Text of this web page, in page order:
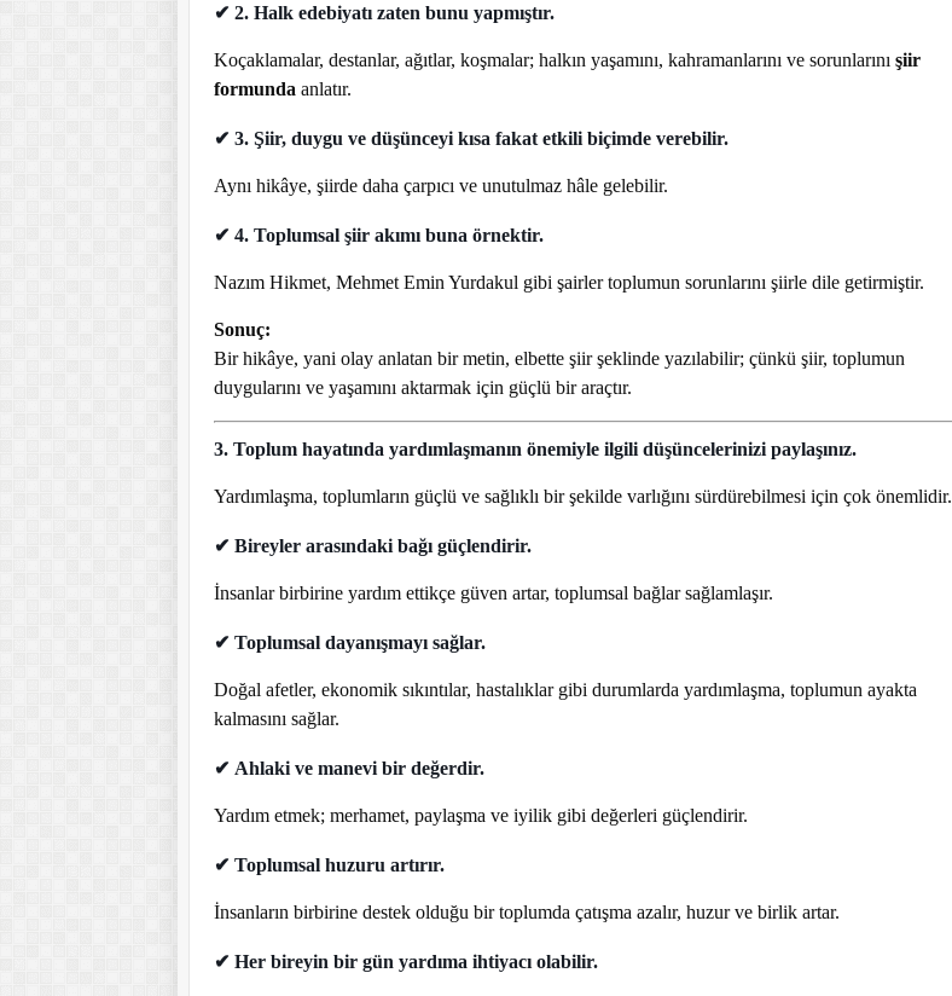
✔ 2. Halk edebiyatı zaten bunu yapmıştır.
Koçaklamalar, destanlar, ağıtlar, koşmalar; halkın yaşamını, kahramanlarını ve sorunlarını şiir
formunda anlatır.
✔ 3. Şiir, duygu ve düşünceyi kısa fakat etkili biçimde verebilir.
Aynı hikâye, şiirde daha çarpıcı ve unutulmaz hâle gelebilir.
✔ 4. Toplumsal şiir akımı buna örnektir.
Nazım Hikmet, Mehmet Emin Yurdakul gibi şairler toplumun sorunlarını şiirle dile getirmiştir.
Sonuç:
Bir hikâye, yani olay anlatan bir metin, elbette şiir şeklinde yazılabilir; çünkü şiir, toplumun
duygularını ve yaşamını aktarmak için güçlü bir araçtır.
3. Toplum hayatında yardımlaşmanın önemiyle ilgili düşüncelerinizi paylaşınız.
Yardımlaşma, toplumların güçlü ve sağlıklı bir şekilde varlığını sürdürebilmesi için çok önemlidir.
✔ Bireyler arasındaki bağı güçlendirir.
İnsanlar birbirine yardım ettikçe güven artar, toplumsal bağlar sağlamlaşır.
✔ Toplumsal dayanışmayı sağlar.
Doğal afetler, ekonomik sıkıntılar, hastalıklar gibi durumlarda yardımlaşma, toplumun ayakta
kalmasını sağlar.
✔ Ahlaki ve manevi bir değerdir.
Yardım etmek; merhamet, paylaşma ve iyilik gibi değerleri güçlendirir.
✔ Toplumsal huzuru artırır.
İnsanların birbirine destek olduğu bir toplumda çatışma azalır, huzur ve birlik artar.
✔ Her bireyin bir gün yardıma ihtiyacı olabilir.